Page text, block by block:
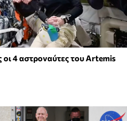
οι 4 αστροναύτες του Artemis